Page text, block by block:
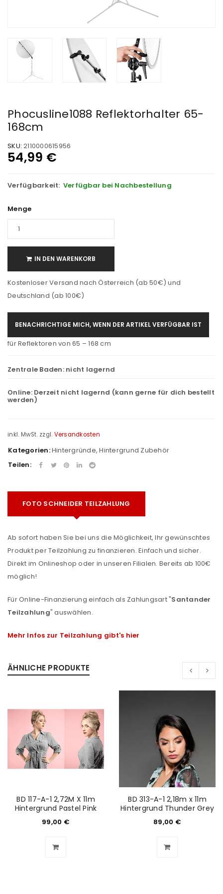
Phocusline1088 Reflektorhalter 65-
168cm
SKU: 2110000615956
54,99 €
Verfügbarkeit: Verfügbar bei Nachbestellung
Menge
IN DEN WARENKORB
Kostenloser Versand nach Österreich (ab 50€) und
Deutschland (ab 100€)
BENACHRICHTIGE MICH, WENN DER ARTIKEL VERFÜGBAR IST
für Reflektoren von 65 – 168 cm
Zentrale Baden: nicht lagernd
Online: Derzeit nicht lagernd (kann gerne für dich bestellt
werden)
inkl. MwSt. zzgl. Versandkosten
Kategorien:Hintergründe,Hintergrund Zubehör
Teilen:
FOTO SCHNEIDER TEILZAHLUNG
Ab sofort haben Sie bei uns die Möglichkeit, Ihr gewünschtes
Produkt per Teilzahlung zu finanzieren. Einfach und sicher.
Direkt im Onlineshop oder in unseren Filialen. Bereits ab 100€
möglich!
Für Online-Finanzierung einfach als Zahlungsart "Santander
Teilzahlung" auswählen.
Mehr Infos zur Teilzahlung gibt's hier
ÄHNLICHE PRODUKTE
BD 117-A-1 2,72M X 11m
Hintergrund Pastel Pink
99,00 €
BD 313-A-1 2,18m x 11m
Hintergrund Thunder Grey
89,00 €